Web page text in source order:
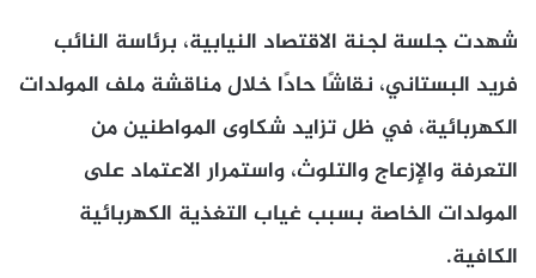
شهدت جلسة لجنة الاقتصاد النيابية، برئاسة النائب
فريد البستاني، نقاشًا حادًا خلال مناقشة ملف المولدات
الكهربائية، في ظل تزايد شكاوى المواطنين من
التعرفة والإزعاج والتلوث، واستمرار الاعتماد على
المولدات الخاصة بسبب غياب التغذية الكهربائية
الكافية.